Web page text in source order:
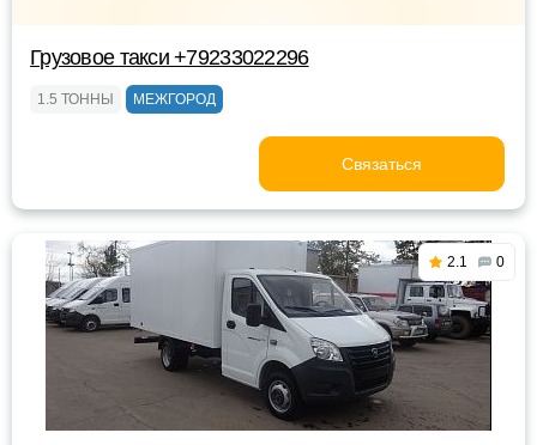
Грузовое такси +79233022296
1.5 ТОННЫ МЕЖГОРОД
Связаться
2.1 0